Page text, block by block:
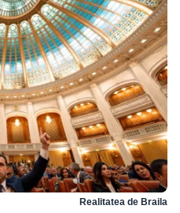
Realitatea de Braila